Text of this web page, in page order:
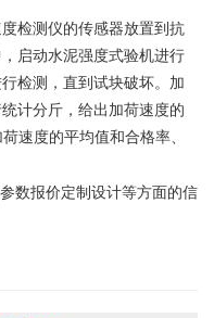
检测仪的传感器放置到抗
启动水泥强度式验机进行
检测，直到试块破坏。加
计分斤，给出加荷速度的
速度的平均值和合格率、
数报价定制设计等方面的信